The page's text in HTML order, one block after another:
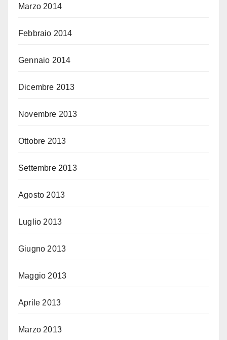
Marzo 2014
Febbraio 2014
Gennaio 2014
Dicembre 2013
Novembre 2013
Ottobre 2013
Settembre 2013
Agosto 2013
Luglio 2013
Giugno 2013
Maggio 2013
Aprile 2013
Marzo 2013